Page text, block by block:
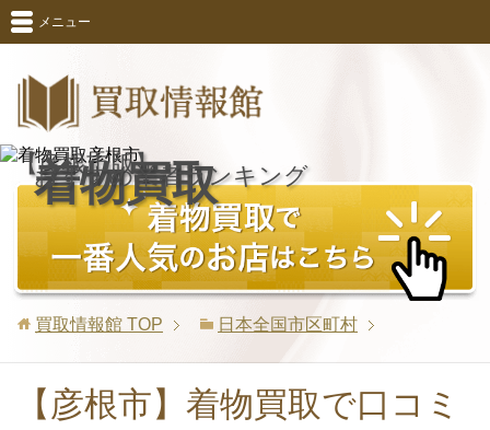
メニュー
【彦根市版】
着物買取
おすすめ業者ランキング
買取情報館 TOP 日本全国市区町村
【彦根市】着物買取で口コミ